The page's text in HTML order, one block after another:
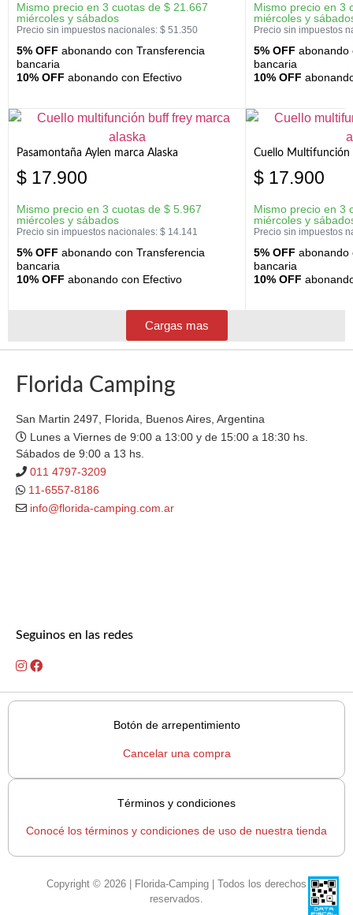
Mismo precio en 3 cuotas de $ 21.667
miércoles y sábados
Precio sin impuestos nacionales: $ 51.350
5% OFF abonando con Transferencia
bancaria
10% OFF abonando con Efectivo
Mismo precio en 3
miércoles y
Precio sin impuestos
5% OFF abonando
bancaria
10% OFF
Pasamontaña Aylen marca Alaska
$ 17.900
Mismo precio en 3 cuotas de $ 5.967
miércoles y sábados
Precio sin impuestos nacionales: $ 14.141
5% OFF abonando con Transferencia
bancaria
10% OFF abonando con Efectivo
Cuello Multifunción
$ 17.900
Mismo precio en 3
miércoles y
Precio sin impuestos
5% OFF abonando
bancaria
10% OFF
Cargas mas
Florida Camping
San Martin 2497, Florida, Buenos Aires, Argentina
Lunes a Viernes de 9:00 a 13:00 y de 15:00 a 18:30 hs.
Sábados de 9:00 a 13 hs.
011 4797-3209
11-6557-8186
info@florida-camping.com.ar
Seguinos en las redes
Botón de arrepentimiento
Cancelar una compra
Términos y condiciones
Conocé los términos y condiciones de uso de nuestra tienda
Copyright © 2026 | Florida-Camping | Todos los derechos
reservados.